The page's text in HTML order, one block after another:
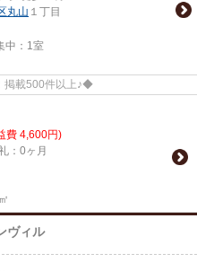
丸山 １丁目
： 1室
掲載500件以上♪◆
費 4,600円)
：0ヶ月
ヴィル